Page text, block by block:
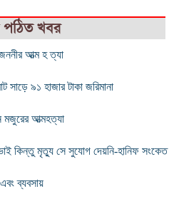
পঠিত খবর
আত্ম হ ত্যা
সাড়ে ৯১ হাজার টাকা জরিমানা
মজুরের আত্মহত্যা
কিন্তু মৃত্যু সে সুযোগ দেয়নি-হানিফ সংকেত
ব্যবসায়